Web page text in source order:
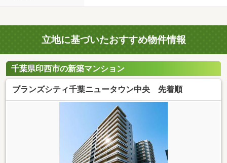
立地に基づいたおすすめ物件情報
千葉県印西市の新築マンション
ブランズシティ千葉ニュータウン中央 先着順